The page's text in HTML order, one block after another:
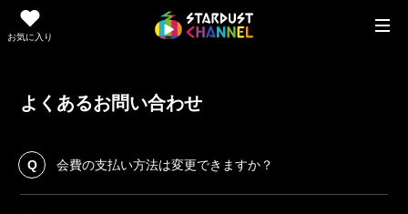
お気に入り
よくあるお問い合わせ
Q 会費の支払い方法は変更できますか？